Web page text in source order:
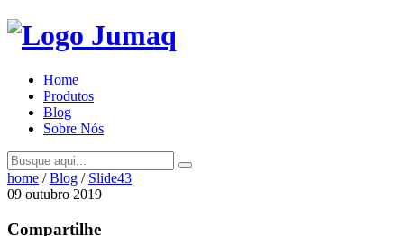
Home
Produtos
Blog
Sobre Nós
home /Blog / Slide43
09 outubro 2019
Compartilhe